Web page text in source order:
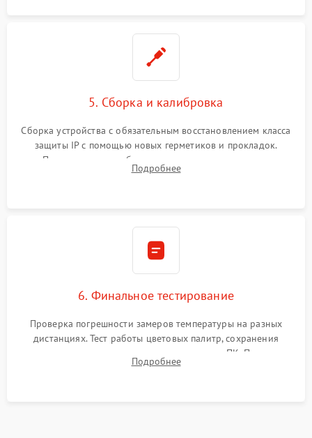
5. Сборка и калибровка
Сборка устройства с обязательным восстановлением класса
защиты IP с помощью новых герметиков и прокладок.
Программная калибровка матрицы по эталонному
абсолютно черному телу для точного измерения температур.
Подробнее
6. Финальное тестирование
Проверка погрешности замеров температуры на разных
дистанциях. Тест работы цветовых палитр, сохранения
термограмм в память и передачи данных на ПК. Проверка
автономности работы и итоговый контроль качества.
Подробнее